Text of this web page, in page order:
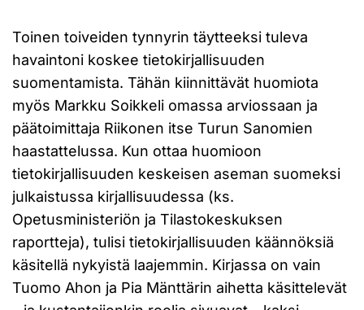
Toinen toiveiden tynnyrin täytteeksi tuleva
havaintoni koskee tietokirjallisuuden
suomentamista. Tähän kiinnittävät huomiota
myös Markku Soikkeli omassa arviossaan ja
päätoimittaja Riikonen itse Turun Sanomien
haastattelussa. Kun ottaa huomioon
tietokirjallisuuden keskeisen aseman suomeksi
julkaistussa kirjallisuudessa (ks.
Opetusministeriön ja Tilastokeskuksen
raportteja), tulisi tietokirjallisuuden käännöksiä
käsitellä nykyistä laajemmin. Kirjassa on vain
Tuomo Ahon ja Pia Mänttärin aihetta käsittelevät